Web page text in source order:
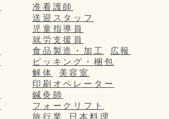
准看護師
送迎スタッフ
児童指導員
就労支援員
食品製造・加工
広報
ピッキング・梱包
解体
美容室
印刷オペレーター
鍼灸師
フォークリフト
旅行業
日本料理